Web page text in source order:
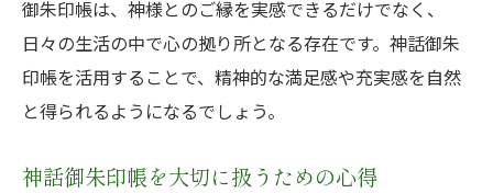
御朱印帳は、神様とのご縁を実感できるだけでなく、
日々の生活の中で心の拠り所となる存在です。神話御朱
印帳を活用することで、精神的な満足感や充実感を自然
と得られるようになるでしょう。
神話御朱印帳を大切に扱うための心得